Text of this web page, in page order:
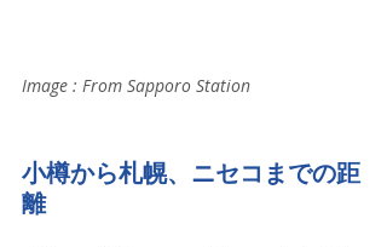
Image : From Sapporo Station
小樽から札幌、ニセコまでの距
離